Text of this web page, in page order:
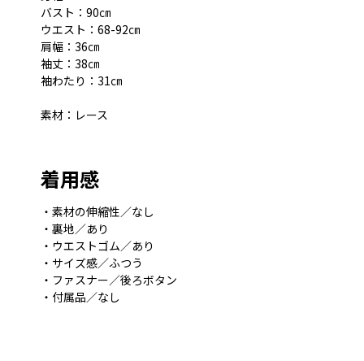
バスト：90㎝
ウエスト：68-92㎝
肩幅：36㎝
袖丈：38㎝
袖わたり：31㎝
素材：レース
着用感
・素材の伸縮性／なし
・裏地／あり
・ウエストゴム／あり
・サイズ感／ふつう
・ファスナー／後ろボタン
・付属品／なし